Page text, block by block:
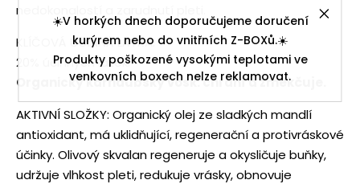
☀️V horkých dnech doporučujeme doručení
kurýrem nebo do vnitřních Z-BOXů.☀️
Produkty poškozené vysokými teplotami ve
venkovních boxech nelze reklamovat.
nedokonalostí a zarudnutí pleti.
KLÍČOVÁ ÚČINNÁ LÁTKA:
20% účinných látek.
Organický karnaubský vosk: chrání a změkčuje.
AKTIVNÍ SLOŽKY: Organický olej ze sladkých mandlí
antioxidant, má uklidňující, regenerační a protivráskové
účinky. Olivový skvalan regeneruje a okysličuje buňky,
udržuje vlhkost pleti, redukuje vrásky, obnovuje